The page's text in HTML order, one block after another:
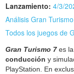
Lanzamiento: 4/3/
Análisis Gran
Todos los juegos de
Gran Turismo 7es
conducción y
PlayStation. En